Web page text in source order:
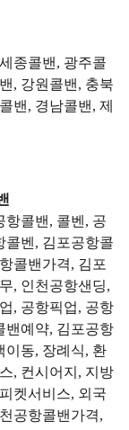
종콜밴, 광주콜
, 강원콜밴, 충북
밴, 경남콜밴, 제
항콜밴, 콜벤, 공
콜벤, 김포공항콜
콜밴가격, 김포
, 인천공항샌딩,
, 공항픽업, 공항
밴예약, 김포공항
이동, 장례식, 환
, 컨시어지, 지방
켓서비스, 외국
공항콜밴가격,